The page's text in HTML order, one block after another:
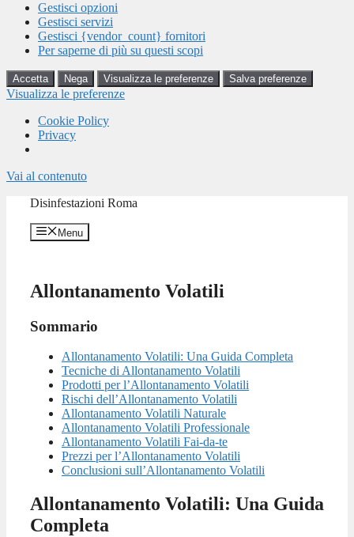
Gestisci opzioni
Gestisci servizi
Gestisci {vendor_count} fornitori
Per saperne di più su questi scopi
Accetta Nega Visualizza le preferenze Salva preferenze
Visualizza le preferenze
Cookie Policy
Privacy
Vai al contenuto
Disinfestazioni Roma
Menu
Allontanamento Volatili
Sommario
Allontanamento Volatili: Una Guida Completa
Tecniche di Allontanamento Volatili
Prodotti per l’Allontanamento Volatili
Rischi dell’Allontanamento Volatili
Allontanamento Volatili Naturale
Allontanamento Volatili Professionale
Allontanamento Volatili Fai-da-te
Prezzi per l’Allontanamento Volatili
Conclusioni sull’Allontanamento Volatili
Allontanamento Volatili: Una Guida
Completa